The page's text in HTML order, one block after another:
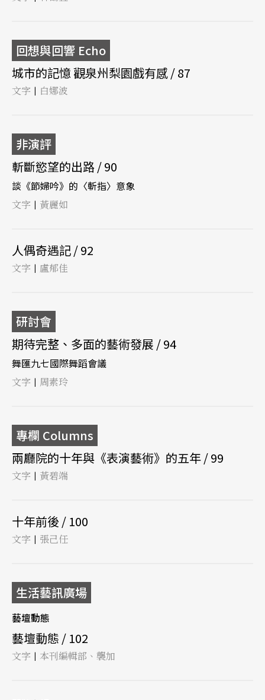
回想與回響 Echo
城市的記憶 觀泉州梨園戲有感 / 87
文字 | 白娜波
非演評
斬斷慾望的出路 / 90
談《節婦吟》的〈斬指〉意象
文字 | 黃麗如
人偶奇遇記 / 92
文字 | 盧郁佳
研討會
期待完整、多面的藝術發展 / 94
舞匯九七國際舞蹈會議
文字 | 周素玲
專欄 Columns
兩廳院的十年與《表演藝術》的五年 / 99
文字 | 黃碧端
十年前後 / 100
文字 | 張己任
生活藝訊廣場
藝壇動態
藝壇動態 / 102
文字 | 本刊編輯部、襲加